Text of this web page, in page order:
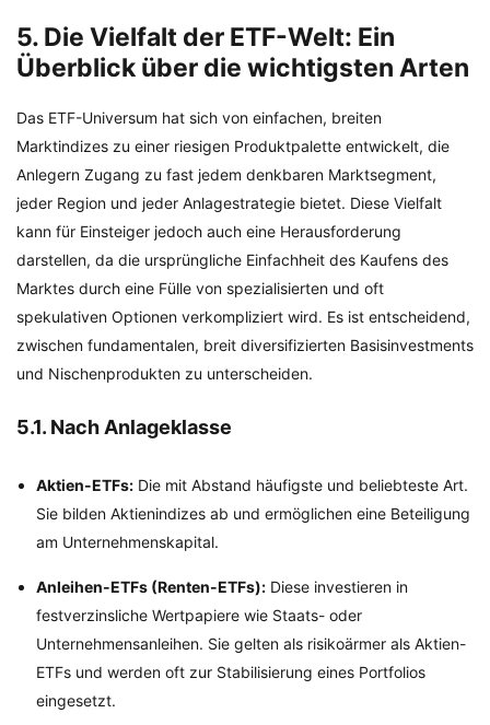
5. Die Vielfalt der ETF-Welt: Ein
Überblick über die wichtigsten Arten
Das ETF-Universum hat sich von einfachen, breiten
Marktindizes zu einer riesigen Produktpalette entwickelt, die
Anlegern Zugang zu fast jedem denkbaren Marktsegment,
jeder Region und jeder Anlagestrategie bietet. Diese Vielfalt
kann für Einsteiger jedoch auch eine Herausforderung
darstellen, da die ursprüngliche Einfachheit des Kaufens des
Marktes durch eine Fülle von spezialisierten und oft
spekulativen Optionen verkompliziert wird. Es ist entscheidend,
zwischen fundamentalen, breit diversifizierten Basisinvestments
und Nischenprodukten zu unterscheiden.
5.1. Nach Anlageklasse
Aktien-ETFs: Die mit Abstand häufigste und beliebteste Art.
Sie bilden Aktienindizes ab und ermöglichen eine Beteiligung
am Unternehmenskapital.
Anleihen-ETFs (Renten-ETFs): Diese investieren in
festverzinsliche Wertpapiere wie Staats- oder
Unternehmensanleihen. Sie gelten als risikoärmer als Aktien-
ETFs und werden oft zur Stabilisierung eines Portfolios
eingesetzt.